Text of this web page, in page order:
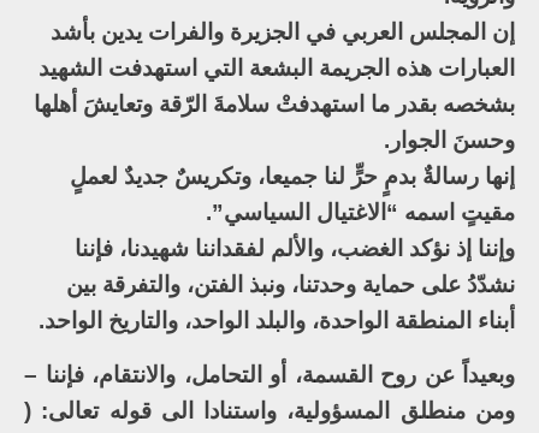
إن المجلس العربي في الجزيرة والفرات يدين بأشد
العبارات هذه الجريمة البشعة التي استهدفت الشهيد
بشخصه بقدر ما استهدفتْ سلامةَ الرّقة وتعايشَ أهلها
وحسنَ الجوار.
إنها رسالةٌ بدمٍ حرٍّ لنا جميعا، وتكريسٌ جديدٌ لعملٍ
مقيتٍ اسمه “الاغتيال السياسي”.
وإننا إذ نؤكد الغضب، والألم لفقداننا شهيدنا، فإننا
نشدّدُ على حماية وحدتنا، ونبذ الفتن، والتفرقة بين
أبناء المنطقة الواحدة، والبلد الواحد، والتاريخ الواحد.
وبعيداً عن روح القسمة، أو التحامل، والانتقام، فإننا –
ومن منطلق المسؤولية، واستنادا الى قوله تعالى: (